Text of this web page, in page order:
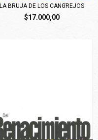
LA BRUJA DE LOS CANGREJOS
$17.000,00